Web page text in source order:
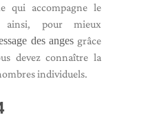
qui accompagne le
pour mieux
des anges grâce
devez connaître la
individuels.